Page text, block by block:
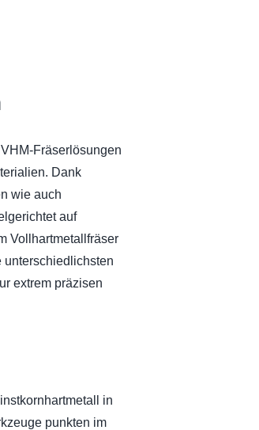
Fräserlösungen
Dank
wie auch
auf
Vollhartmetallfräser
unterschied­lichsten
extrem präzisen
in
punkten im